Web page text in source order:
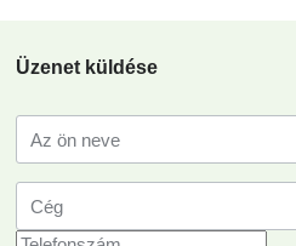
Üzenet küldése